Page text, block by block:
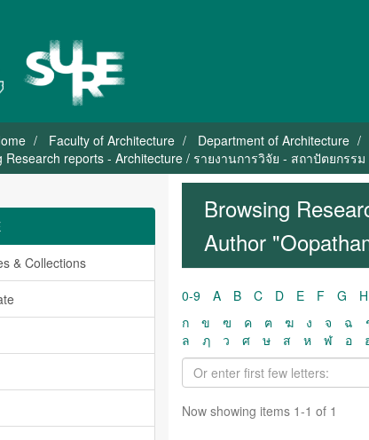
Faculty of Architecture Department of Architecture
Research reports - Architecture / รายงานการวิจัย - สถาปัตยกรรม
& Collections
Browsing
Author
0-9 A B C D E F G H
ก
ข ฃ ค ฅ ฆ ง จ ฉ
ล
ฦ ว ศ ษ ส ห ฬ อ
Now showing items 1-1 of 1